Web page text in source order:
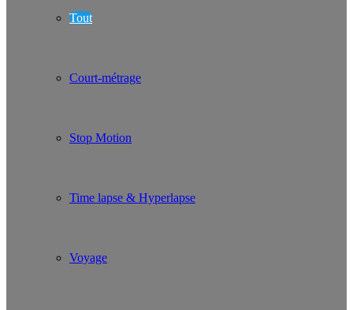
Tout
Court-métrage
Stop Motion
Time lapse & Hyperlapse
Voyage